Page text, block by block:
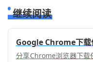
继续阅读
Google Chrome下载
分享Chrome浏览器下载